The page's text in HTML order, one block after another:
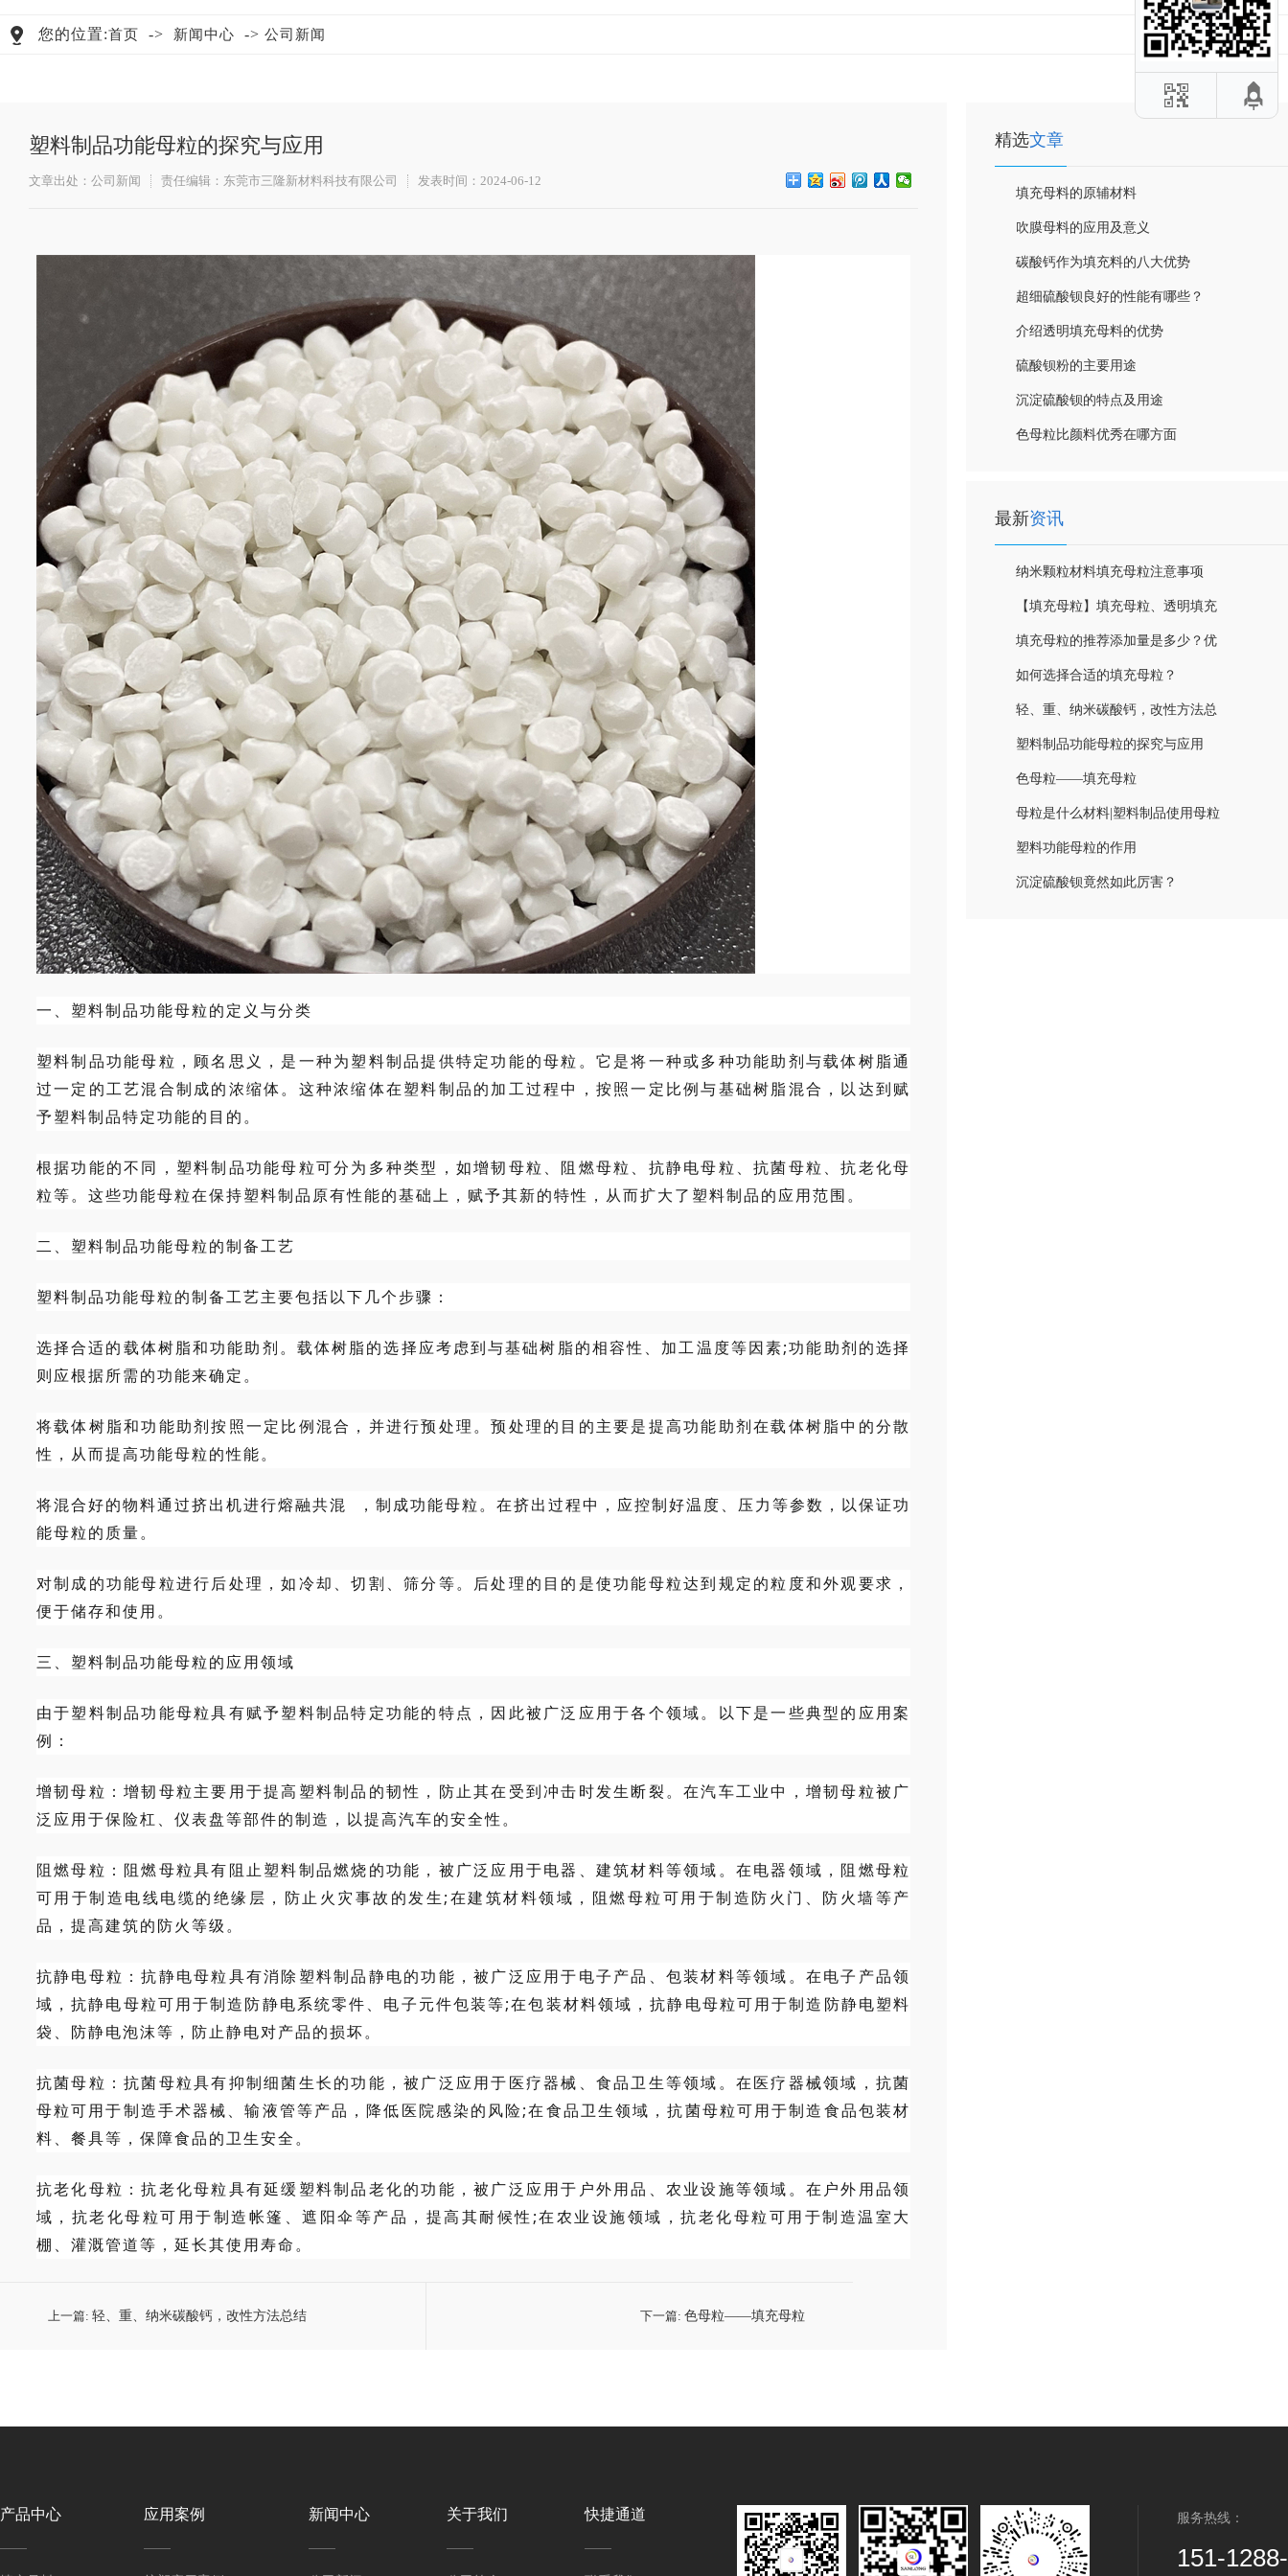
您的位置:首页 -> 新闻中心 -> 公司新闻
塑料制品功能母粒的探究与应用
文章出处：公司新闻 责任编辑：东莞市三隆新材料科技有限公司 发表时间：2024-06-12
一、塑料制品功能母粒的定义与分类
塑料制品功能母粒，顾名思义，是一种为塑料制品提供特定功能的母粒。它是将一种或多种功能助剂与载体树脂通
过一定的工艺混合制成的浓缩体。这种浓缩体在塑料制品的加工过程中，按照一定比例与基础树脂混合，以达到赋
予塑料制品特定功能的目的。
根据功能的不同，塑料制品功能母粒可分为多种类型，如增韧母粒、阻燃母粒、抗静电母粒、抗菌母粒 、抗老化母
粒等。这些功能母粒在保持塑料制品原有性能的基础上，赋予其新的特性，从而扩大了塑料制品的应用范围。
二、塑料制品功能母粒的制备工艺
塑料制品功能母粒的制备工艺主要包括以下几个步骤：
选择合适的载体树脂和功能助剂。载体树脂的选择应考虑到与基础树脂的相容性、加工温度等因素;功能助剂的选择
则应根据所需的功能来确定。
将载体树脂和功能助剂按照一定比例混合，并进行预处理。预处理的目的主要是提高功能助剂在载体树脂中的分散
性，从而提高功能母粒的性能。
将混合好的物料通过挤出机进行熔融共混
，制成功能母粒。在挤出过程中，应控制好温度、压力等参数，以保证功
能母粒的质量。
对制成的功能母粒进行后处理，如冷却、切割、筛分等。后处理的目的是使功能母粒达到规定的粒度和外观要求，
便于储存和使用。
三、塑料制品功能母粒的应用领域
由于塑料制品功能母粒具有赋予塑料制品特定功能的特点，因此被广泛应用于各个领域。以下是一些典型的应用案
例：
增韧母粒：增韧母粒主要用于提高塑料制品的韧性，防止其在受到冲击时发生断裂。在汽车工业中，增韧母粒被广
泛应用于保险杠、仪表盘等部件的制造，以提高汽车的安全性。
阻燃母粒 ： 阻燃母粒具有阻止塑料制品燃烧的功能，被广泛应用于电器、建筑材料等领域。在电器领域，阻燃母粒
可用于制造电线电缆的绝缘层，防止火灾事故的发生;在建筑材料领域，阻燃母粒可用于制造防火门、防火墙等产
品，提高建筑的防火等级。
抗静电母粒 ：抗静电母粒具有消除塑料制品静电的功能，被广泛应用于电子产品、包装材料等领域。在电子产品领
域，抗静电母粒可用于制造防静电系统零件、电子元件包装等;在包装材料领域，抗静电母粒可用于制造防静电塑料
袋、防静电泡沫等，防止静电对产品的损坏。
抗菌母粒：抗菌母粒具有抑制细菌生长的功能，被广泛应用于医疗器械、食品卫生等领域。在医疗器械领域，抗菌
母粒可用于制造手术器械、输液管等产品，降低医院感染的风险;在食品卫生领域，抗菌母粒可用于制造食品包装材
料、餐具等，保障食品的卫生安全。
抗老化母粒：抗老化母粒具有延缓塑料制品老化的功能，被广泛应用于户外用品、农业设施等领域。在户外用品领
域，抗老化母粒可用于制造帐篷、遮阳伞等产品，提高其耐候性;在农业设施领域，抗老化母粒可用于制造温室大
棚、灌溉管道等，延长其使用寿命。
上一篇: 轻、重、纳米碳酸钙，改性方法总结 下一篇: 色母粒——填充母粒
精选文章
填充母料的原辅材料
吹膜母料的应用及意义
碳酸钙作为填充料的八大优势
超细硫酸钡良好的性能有哪些？
介绍透明填充母料的优势
硫酸钡粉的主要用途
沉淀硫酸钡的特点及用途
色母粒比颜料优秀在哪方面
最新资讯
纳米颗粒材料填充母粒注意事项
【填充母粒】填充母粒、透明填充
母粒
填充母粒的推荐添加量是多少？优
缺点和工艺都帮你整理好啦
如何选择合适的填充母粒？
轻、重、纳米碳酸钙，改性方法总
结
塑料制品功能母粒的探究与应用
色母粒——填充母粒
母粒是什么材料|塑料制品使用母粒
的优势
塑料功能母粒的作用
沉淀硫酸钡竟然如此厉害？
产品中心 应用案例 新闻中心 关于我们 快捷通道 服务热线：
151-